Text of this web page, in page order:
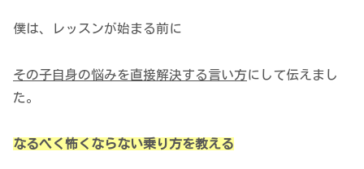
僕は、レッスンが始まる前に
その子自身の悩みを直接解決する言い方にして伝えまし
た。
なるべく怖くならない乗り方を教える